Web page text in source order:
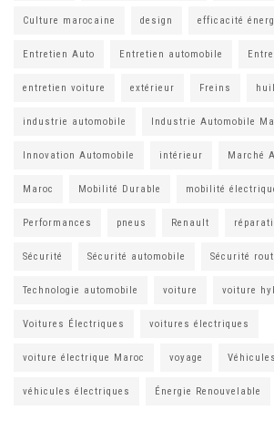
Culture marocaine design efficacité
Entretien Auto Entretien automobile
entretien voiture extérieur Freins
industrie automobile Industrie Automobile
Innovation Automobile intérieur Marché
Maroc Mobilité Durable mobilité
Performances pneus Renault
Sécurité Sécurité automobile Sécurité
Technologie automobile voiture voiture
Voitures Électriques voitures électriques
voiture électrique Maroc voyage
véhicules électriques Énergie Renouvelable